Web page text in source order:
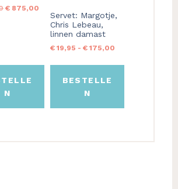
Oorspronkelijke
€ 875,00
prijs
€ 875,00.
N
Servet: Margotje,
Chris Lebeau,
linnen damast
€ 19,95 - € 175,00
BESTELLE
N
worden
op
productpagina